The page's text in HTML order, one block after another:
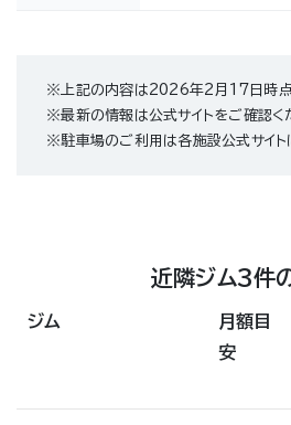
※上記の内容は2026年2月17日時点
※最新の情報は公式サイトをご確認く
※駐車場のご利用は各施設公式サイト
近隣ジム3件
ジム
月額目
安